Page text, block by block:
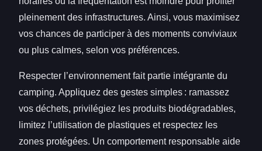
pleinement des infrastructures. Ainsi, vous maximisez
vos chances de participer à des moments conviviaux
ou plus calmes, selon vos préférences.
Respecter l’environnement fait partie intégrante du
camping. Appliquez des gestes simples : ramassez
vos déchets, privilégiez les produits biodégradables,
limitez l’utilisation de plastiques et respectez les
zones protégées. Un comportement responsable aide